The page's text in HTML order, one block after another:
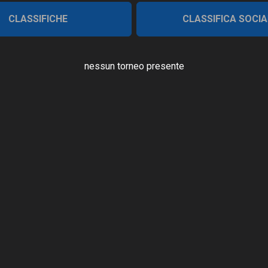
CLASSIFICHE CLASSIFICA
nessun torneo presente